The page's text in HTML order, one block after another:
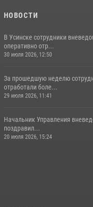
НОВОСТИ
В Усинске сотрудники
оперативно отр...
30 июля 2026, 12:50
За прошедшую неделю
отработали боле...
29 июля 2026, 11:41
Начальник Управления
поздравил...
20 июля 2026, 15:24